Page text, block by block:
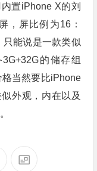
置iPhone X的刘
，屏比例为16：
能说是一款类似
的储存组
当然要比iPhone
外观，内在以及